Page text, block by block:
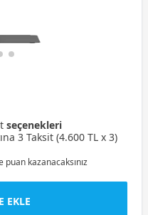
seçenekleri
3 Taksit (4.600 TL x 3)
puan kazanacaksınız
EKLE